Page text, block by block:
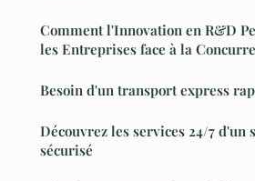
Comment l'Innovation en R&D
les Entreprises face à la
Besoin d'un transport express
Découvrez les services 24/7
sécurisé